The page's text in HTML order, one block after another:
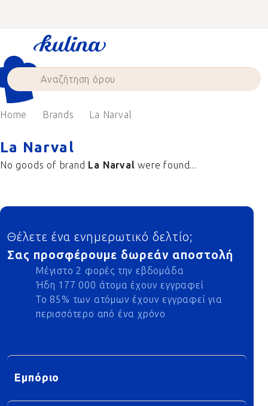
Home Brands La Narval
La Narval
No goods of brand La Narval were found...
Footer
Θέλετε ένα ενημερωτικό δελτίο;
Σας προσφέρουμε δωρεάν αποστολή
Μέγιστο 2 φορές την εβδομάδα
Ήδη 177 000 άτομα έχουν εγγραφεί
Το 85% των ατόμων έχουν εγγραφεί για
περισσότερο από ένα χρόνο
Εμπόριο